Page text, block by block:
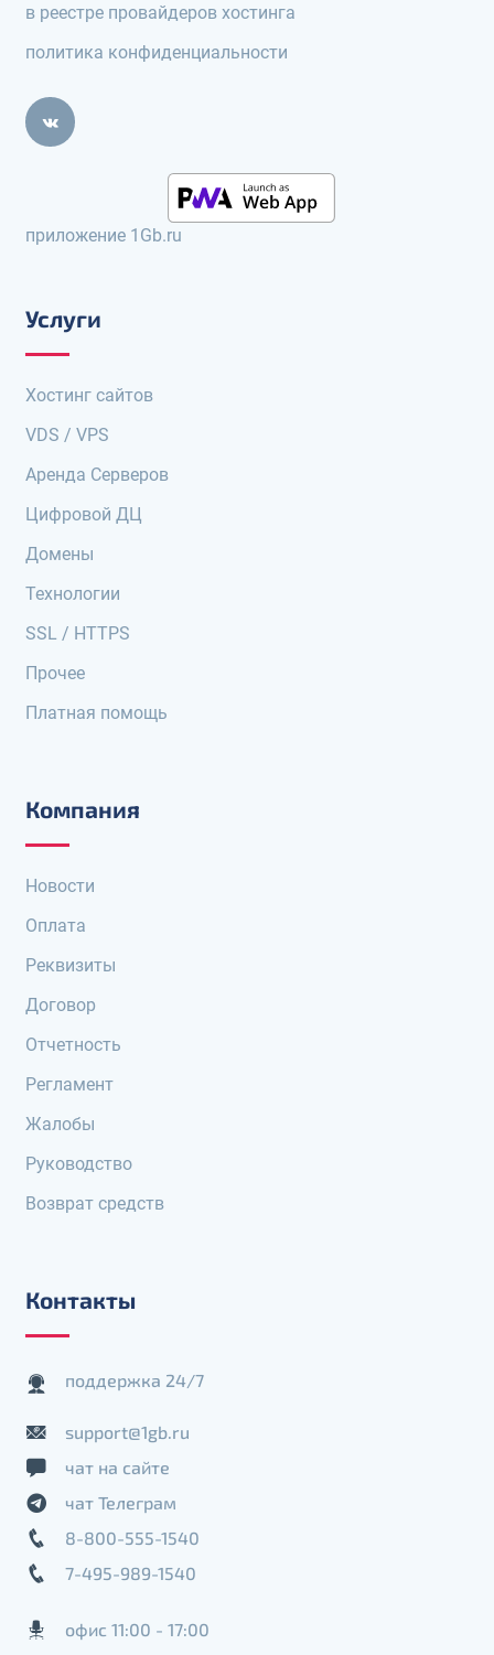
в реестре провайдеров хостинга
политика конфиденциальности
приложение 1Gb.ru
Услуги
Хостинг сайтов
VDS / VPS
Аренда Серверов
Цифровой ДЦ
Домены
Технологии
SSL / HTTPS
Прочее
Платная помощь
Компания
Новости
Оплата
Реквизиты
Договор
Отчетность
Регламент
Жалобы
Руководство
Возврат средств
Контакты
поддержка 24/7
support@1gb.ru
чат на сайте
чат Телеграм
8-800-555-1540
7-495-989-1540
офис 11:00 - 17:00